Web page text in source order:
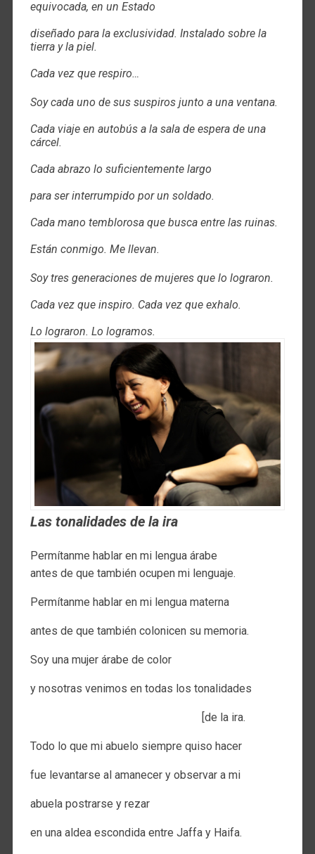
equivocada, en un Estado
diseñado para la exclusividad. Instalado sobre la
tierra y la piel.
Cada vez que respiro…
Soy cada uno de sus suspiros junto a una ventana.
Cada viaje en autobús a la sala de espera de una
cárcel.
Cada abrazo lo suficientemente largo
para ser interrumpido por un soldado.
Cada mano temblorosa que busca entre las ruinas.
Están conmigo. Me llevan.
Soy tres generaciones de mujeres que lo lograron.
Cada vez que inspiro. Cada vez que exhalo.
Lo lograron. Lo logramos.
Las tonalidades de la ira
Permítanme hablar en mi lengua árabe
antes de que también ocupen mi lenguaje.
Permítanme hablar en mi lengua materna
antes de que también colonicen su memoria.
Soy una mujer árabe de color
y nosotras venimos en todas los tonalidades
[de la ira.
Todo lo que mi abuelo siempre quiso hacer
fue levantarse al amanecer y observar a mi
abuela postrarse y rezar
en una aldea escondida entre Jaffa y Haifa.